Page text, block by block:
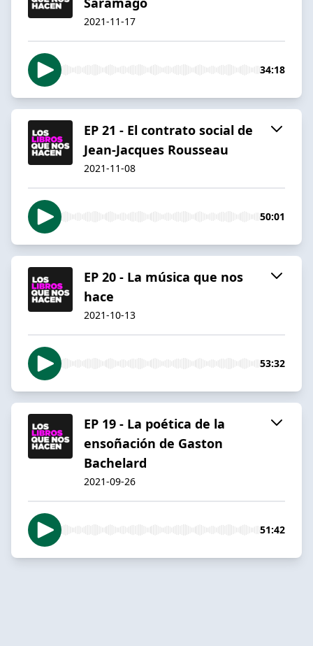
2021-11-17
34:18
EP 21 - El contrato social de
Jean-Jacques Rousseau
2021-11-08
50:01
EP 20 - La música que nos
hace
2021-10-13
53:32
EP 19 - La poética de la
ensoñación de Gaston
Bachelard
2021-09-26
51:42